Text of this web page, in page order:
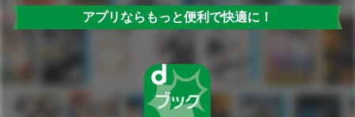
アプリならもっと便利で快適に！